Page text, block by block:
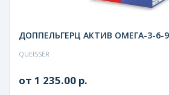
ДОППЕЛЬГЕРЦ АКТИВ ОМЕГА-3-6-
QUEISSER
от 1 235.00 р.